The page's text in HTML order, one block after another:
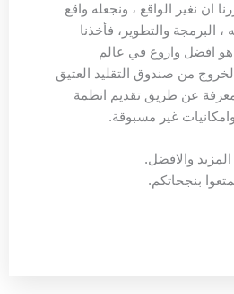
ان نغير الواقع ، ونجعله واقع
، البرمجة والتطوير، فأخذنا
هو افضل واروع في عالم
من صندوق التقليد العتيق
عن طريق تقديم انظمة
غير مسبوقة.
والافضل.
بنجحاتكم.